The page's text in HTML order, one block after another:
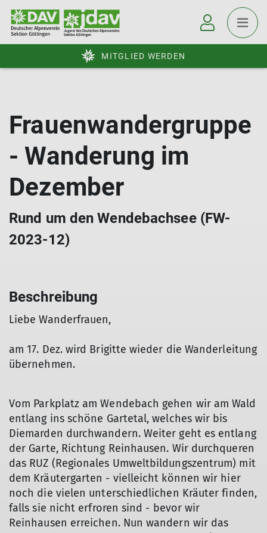
MITGLIED WERDEN
Frauenwandergruppe
- Wanderung im
Dezember
Rund um den Wendebachsee (FW-
2023-12)
Beschreibung
Liebe Wanderfrauen,
am 17. Dez. wird Brigitte wieder die Wanderleitung
übernehmen.
Vom Parkplatz am Wendebach gehen wir am Wald
entlang ins schöne Gartetal, welches wir bis
Diemarden durchwandern. Weiter geht es entlang
der Garte, Richtung Reinhausen. Wir durchqueren
das RUZ (Regionales Umweltbildungszentrum) mit
dem Kräutergarten - vielleicht können wir hier
noch die vielen unterschiedlichen Kräuter finden,
falls sie nicht erfroren sind - bevor wir
Reinhausen erreichen. Nun wandern wir das